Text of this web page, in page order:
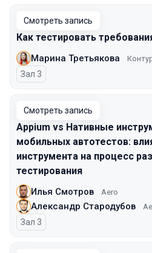
Смотреть запись
Как тестировать
Марина Третьякова
Зал 3
Смотреть запись
Appium vs Нативные
мобильных автотестов:
инструмента на процесс
тестирования
Илья Смотров Aero
Александр Стародубов
Зал 3